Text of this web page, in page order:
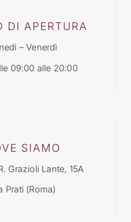
DI APERTURA
– Venerdì
09:00 alle 20:00
SIAMO
Grazioli Lante, 15A
Prati (Roma)